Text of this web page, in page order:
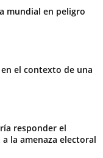
mundial en peligro
el contexto de una
responder el
la amenaza electoral